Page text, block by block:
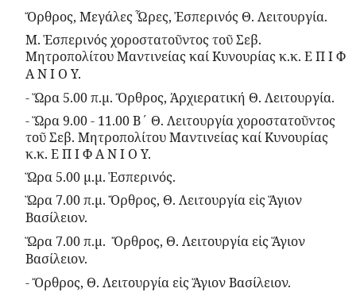
Ὄρθρος, Μεγάλες Ὧρες, Ἑσπερινός Θ. Λειτουργία.
Μ. Ἑσπερινός χοροστατοῦντος τοῦ Σεβ.
Μητροπολίτου Μαντινείας καί Κυνουρίαςκ.κ. Ε Π Ι Φ
Α Ν Ι Ο Υ.
- Ὥρα 5.00 π.μ. Ὄρθρος, Ἀρχιερατική Θ. Λειτουργία.
- Ὥρα 9.00 - 11.00 Β΄ Θ. Λειτουργία χοροστατοῦντος
τοῦ Σεβ. Μητροπολίτου Μαντινείας καί Κυνουρίας
κ.κ. Ε Π Ι Φ Α Ν Ι Ο Υ.
Ὥρα 5.00 μ.μ. Ἑσπερινός.
Ὥρα 7.00 π.μ. Ὄρθρος, Θ. Λειτουργία εἰς Ἅγιον
Βασίλειον.
Ὥρα 7.00 π.μ. Ὄρθρος, Θ. Λειτουργία εἰς Ἅγιον
Βασίλειον.
- Ὄρθρος, Θ. Λειτουργία εἰς Ἅγιον Βασίλειον.